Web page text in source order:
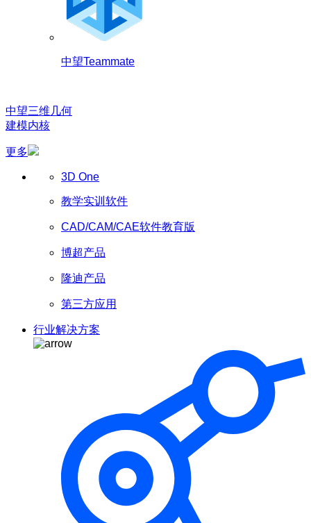
中望Teammate
中望三维几何
建模内核
更多
3D One
教学实训软件
CAD/CAM/CAE软件教育版
博超产品
隆迪产品
第三方应用
行业解决方案